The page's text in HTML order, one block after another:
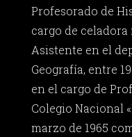
Profesorado de
cargo de
Asistente en el
Geografía, entre
en el cargo de
Colegio Nacional
marzo de 1965